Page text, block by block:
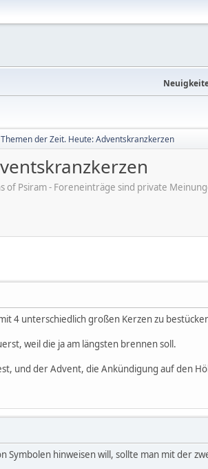
der Zeit. Heute: Adventskranzkerzen
Psiram - Foreneinträge sind private
4 unterschiedlich großen Kerzen zu
weil die ja am längsten brennen soll.
und der Advent, die Ankündigung auf den
Symbolen hinweisen will, sollte man mit der